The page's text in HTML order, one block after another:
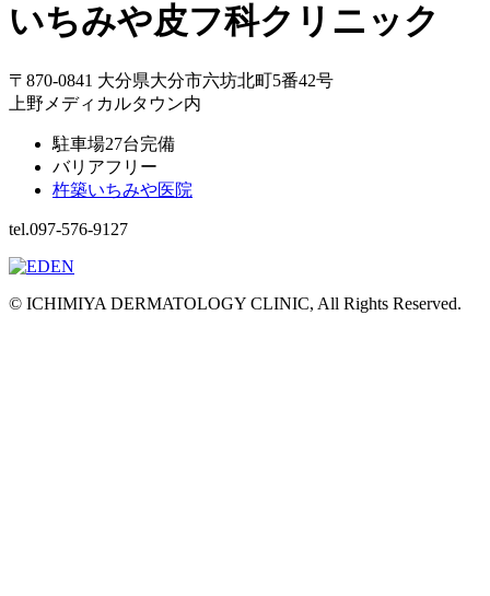
いちみや皮フ科クリニック
〒870-0841 大分県大分市六坊北町5番42号
上野メディカルタウン内
駐車場27台完備
バリアフリー
杵築いちみや医院
tel.097-576-9127
© ICHIMIYA DERMATOLOGY CLINIC, All Rights Reserved.